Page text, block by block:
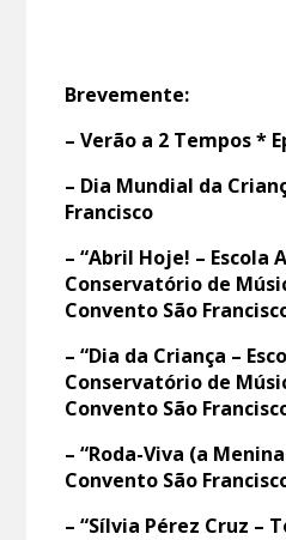
Brevemente:
– Verão a 2 Tempos *
– Dia Mundial da
Francisco
– “Abril Hoje! – Escola
Conservatório de
Convento São
– “Dia da Criança –
Conservatório de
Convento São
– “Roda-Viva (a
Convento São
– “Sílvia Pérez Cruz –